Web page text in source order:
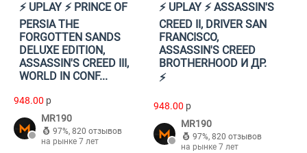
⚡️ UPLAY ⚡️ PRINCE OF
PERSIA THE
FORGOTTEN SANDS
DELUXE EDITION,
ASSASSIN'S CREED III,
WORLD IN CONF...
948.00 p
MR190
97%, 820 отзывов
на рынке 7 лет
⚡️ UPLAY ⚡️ ASSASSIN'S
CREED II, DRIVER SAN
FRANCISCO,
ASSASSIN'S CREED
BROTHERHOOD И ДР.
⚡️
948.00 p
MR190
97%, 820 отзывов
на рынке 7 лет